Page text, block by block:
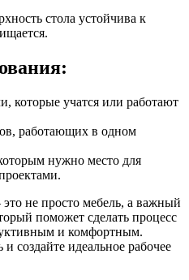
стола устойчива к
которые учатся или работают
работающих в одном
нужно место для
не просто мебель, а важный
поможет сделать процесс
и комфортным.
создайте идеальное рабочее